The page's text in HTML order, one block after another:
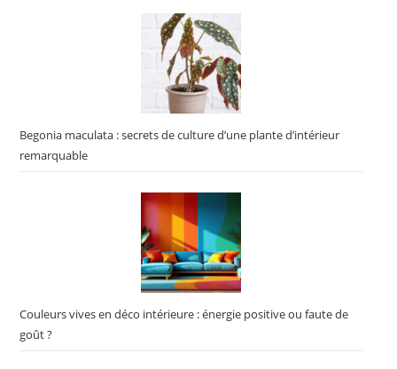
Begonia maculata : secrets de culture d’une plante d’intérieur
remarquable
Couleurs vives en déco intérieure : énergie positive ou faute de
goût ?